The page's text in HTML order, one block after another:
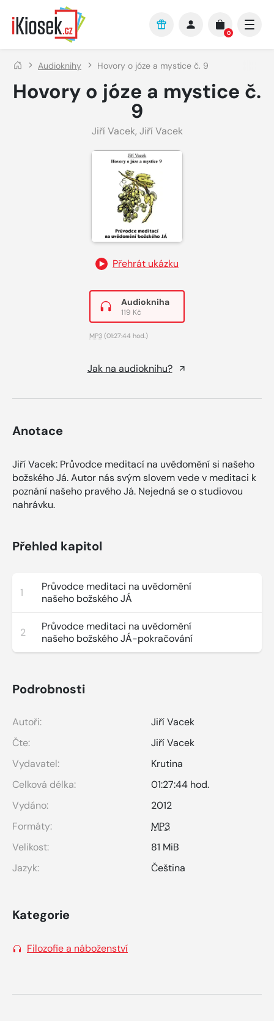
Přejít na hlavní obsah
0
Audioknihy Hovory o józe a mystice č. 9
Hovory o józe a mystice č.
9
Jiří Vacek, Jiří Vacek
Přehrát ukázku
Audiokniha
119 Kč
MP3 (01:27:44 hod.)
Jak na audioknihu?
Anotace
Jiří Vacek: Průvodce meditací na uvědomění si našeho
božského Já. Autor nás svým slovem vede v meditaci k
poznání našeho pravého Já. Nejedná se o studiovou
nahrávku.
Přehled kapitol
1
Průvodce meditaci na uvědomění
našeho božského JÁ
2
Průvodce meditaci na uvědomění
našeho božského JÁ-pokračování
Podrobnosti
Autoři:
Jiří Vacek
Čte:
Jiří Vacek
Vydavatel:
Krutina
Celková délka:
01:27:44 hod.
Vydáno:
2012
Formáty:
MP3
Velikost:
81 MiB
Jazyk:
Čeština
Kategorie
Filozofie a náboženství